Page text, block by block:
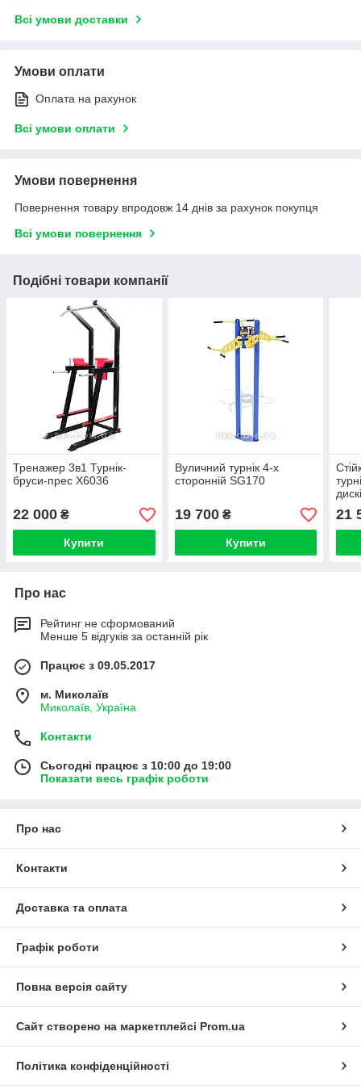
Всі умови доставки
Умови оплати
Оплата на рахунок
Всі умови оплати
Умови повернення
Повернення товару впродовж 14 днів за рахунок покупця
Всі умови повернення
Подібні товари компанії
Тренажер 3в1 Турнік-
бруси-прес X6036
22 000 ₴
Купити
Вуличний турнік 4-х
сторонній SG170
19 700₴
Купити
21
Про нас
Рейтинг не сформований
Менше 5 відгуків за останній рік
Працює з 09.05.2017
м. Миколаїв
Миколаїв, Україна
Контакти
Сьогодні працює з 10:00 до 19:00
Показати весь графік роботи
Про нас
Контакти
Доставка та оплата
Графік роботи
Повна версія сайту
Сайт створено на маркетплейсі Prom.ua
Політика конфіденційності